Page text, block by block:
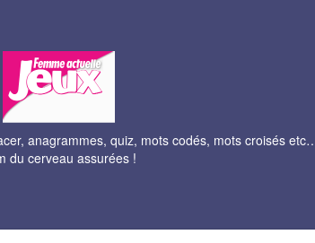
anagrammes, quiz, mots codés, mots croisés
du cerveau assurées !